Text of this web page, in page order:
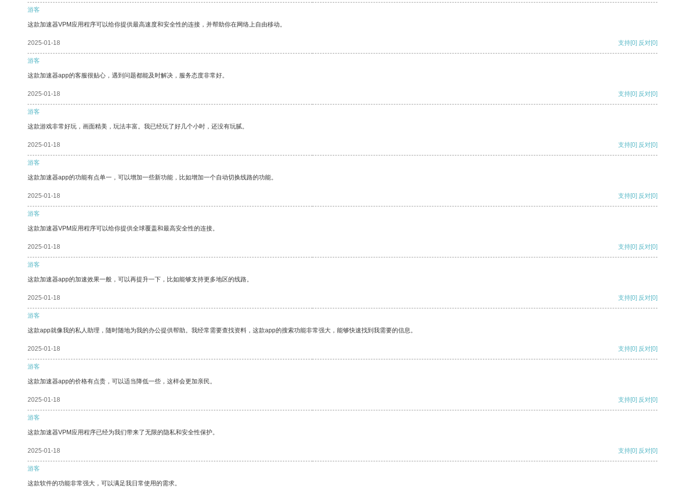
游客
这款加速器VPM应用程序可以给你提供最高速度和安全性的连接，并帮助你在网络上自由移动。
2025-01-18 支持[0] 反对[0]
游客
这款加速器app的客服很贴心，遇到问题都能及时解决，服务态度非常好。
2025-01-18 支持[0] 反对[0]
游客
这款游戏非常好玩，画面精美，玩法丰富。我已经玩了好几个小时，还没有玩腻。
2025-01-18 支持[0] 反对[0]
游客
这款加速器app的功能有点单一，可以增加一些新功能，比如增加一个自动切换线路的功能。
2025-01-18 支持[0] 反对[0]
游客
这款加速器VPM应用程序可以给你提供全球覆盖和最高安全性的连接。
2025-01-18 支持[0] 反对[0]
游客
这款加速器app的加速效果一般，可以再提升一下，比如能够支持更多地区的线路。
2025-01-18 支持[0] 反对[0]
游客
这款app就像我的私人助理，随时随地为我的办公提供帮助。我经常需要查找资料，这款app的搜索功能非常强大，能够快速找到我需要的信息。
2025-01-18 支持[0] 反对[0]
游客
这款加速器app的价格有点贵，可以适当降低一些，这样会更加亲民。
2025-01-18 支持[0] 反对[0]
游客
这款加速器VPM应用程序已经为我们带来了无限的隐私和安全性保护。
2025-01-18 支持[0] 反对[0]
游客
这款软件的功能非常强大，可以满足我日常使用的需求。